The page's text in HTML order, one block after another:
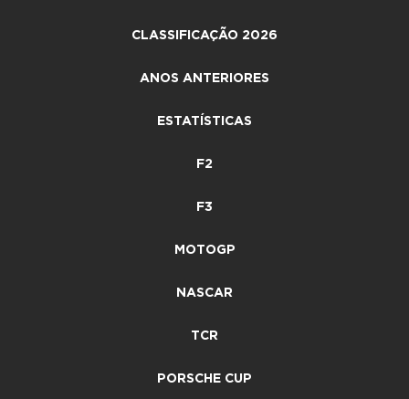
CLASSIFICAÇÃO 2026
ANOS ANTERIORES
ESTATÍSTICAS
F2
F3
MOTOGP
NASCAR
TCR
PORSCHE CUP